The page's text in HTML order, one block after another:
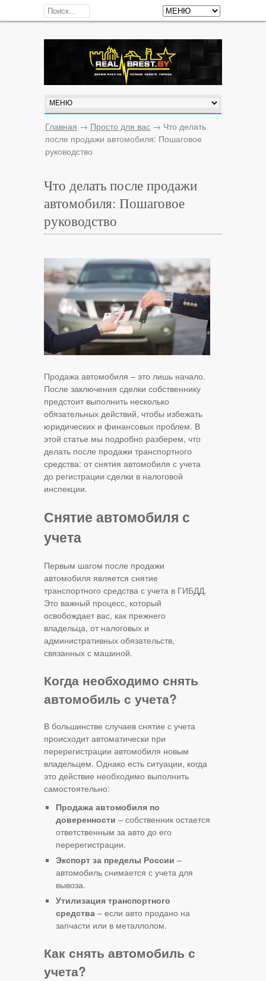
Главная → Просто для вас → Что делать
после продажи автомобиля: Пошаговое
руководство
Что делать после продажи
автомобиля: Пошаговое
руководство
Продажа автомобиля – это лишь начало.
После заключения сделки собственнику
предстоит выполнить несколько
обязательных действий, чтобы избежать
юридических и финансовых проблем. В
этой статье мы подробно разберем, что
делать после продажи транспортного
средства: от снятия автомобиля с учета
до регистрации сделки в налоговой
инспекции.
Снятие автомобиля с
учета
Первым шагом после продажи
автомобиля является снятие
транспортного средства с учета в ГИБДД.
Это важный процесс, который
освобождает вас, как прежнего
владельца, от налоговых и
административных обязательств,
связанных с машиной.
Когда необходимо снять
автомобиль с учета?
В большинстве случаев снятие с учета
происходит автоматически при
перерегистрации автомобиля новым
владельцем. Однако есть ситуации, когда
это действие необходимо выполнить
самостоятельно:
Продажа автомобиля по
доверенности – собственник остается
ответственным за авто до его
перерегистрации.
Экспорт за пределы России –
автомобиль снимается с учета для
вывоза.
Утилизация транспортного
средства – если авто продано на
запчасти или в металлолом.
Как снять автомобиль с
учета?